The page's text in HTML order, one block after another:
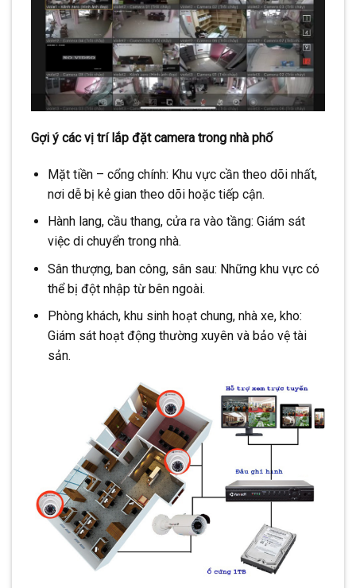
Gợi ý các vị trí lắp đặt camera trong nhà phố
Mặt tiền – cổng chính: Khu vực cần theo dõi nhất,
nơi dễ bị kẻ gian theo dõi hoặc tiếp cận.
Hành lang, cầu thang, cửa ra vào tầng: Giám sát
việc di chuyển trong nhà.
Sân thượng, ban công, sân sau: Những khu vực có
thể bị đột nhập từ bên ngoài.
Phòng khách, khu sinh hoạt chung, nhà xe, kho:
Giám sát hoạt động thường xuyên và bảo vệ tài
sản.